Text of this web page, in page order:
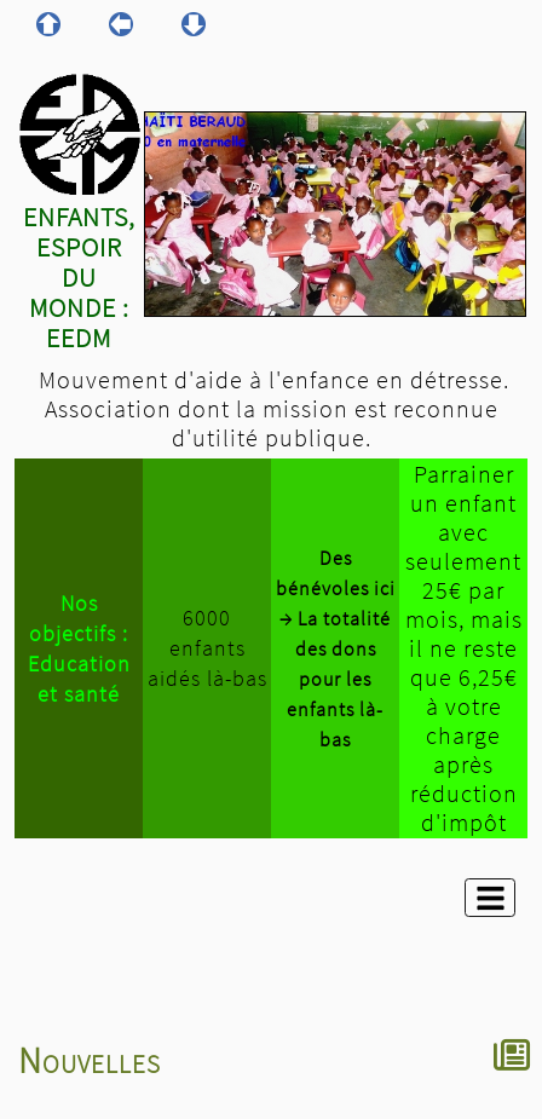
ENFANTS,
ESPOIR
DU
MONDE :
EEDM
Mouvement d'aide à l'enfance en détresse.
Association dont la mission est reconnue
d'utilité publique.
Nos
objectifs :
Education
et santé
6000
enfants
aidés là-bas
Des
bénévoles ici
→ La totalité
des dons
pour les
enfants là-
bas
Parrainer
un enfant
avec
seulement
25€ par
mois, mais
il ne reste
que 6,25€
à votre
charge
après
réduction
d'impôt
Nouvelles